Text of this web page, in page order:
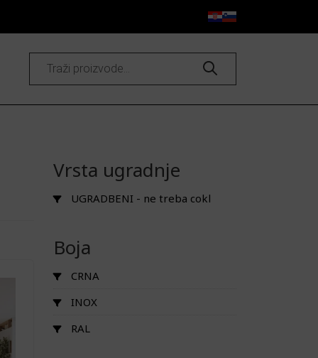
Products
search
Vrsta ugradnje
UGRADBENI - ne treba cokl
Boja
CRNA
INOX
RAL